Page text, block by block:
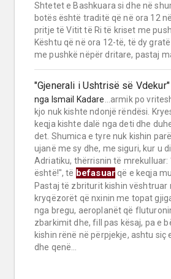
Shtetet e Bashkuara si dhe në
botës është traditë që në ora 12
pritje të Vitit të Ri të kriset me
Kështu që në ora 12-të, të dy
me pushkë nëpër dritare, pastaj
"Gjenerali i Ushtrisë së Vdekur"
nga Ismail Kadare ...armik po
kjo nuk kishte ndonjë rëndësi.
keqja kishte dalë nga deti dhe
det. Shumica e tyre nuk kishin
ujanë me sy dhe, me siguri, kur u
Adriatiku, thërrisnin të mrekulluar:
është!", të befasuar që e keqja
Pastaj të zbriturit kishin vështruar
kryqëzorët që nxinin me topat
nga bregu, aeroplanët që
zbarkimit dhe, fill pas kësaj, pa e
kishin rënë në përpjekje, ashtu siç
dhe qenë...